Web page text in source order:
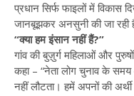
प्रधान सिर्फ फाइलों में विकास
जानबूझकर अनसुनी की जा रही
“क्या हम इंसान नहीं हैं?”
गांव की बुज़ुर्ग महिलाओं और
कहा – “नेता लोग चुनाव के
नहीं लौटता। हमें अपनों की